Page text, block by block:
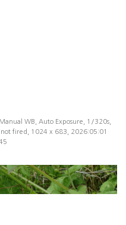
WB, Auto Exposure, 1/320s,
fired, 1024 x 683, 2026:05:01